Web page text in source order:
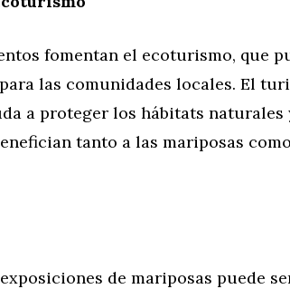
fomentan el ecoturismo, que
las comunidades locales. El
a proteger los hábitats
tanto a las mariposas
de mariposas puede